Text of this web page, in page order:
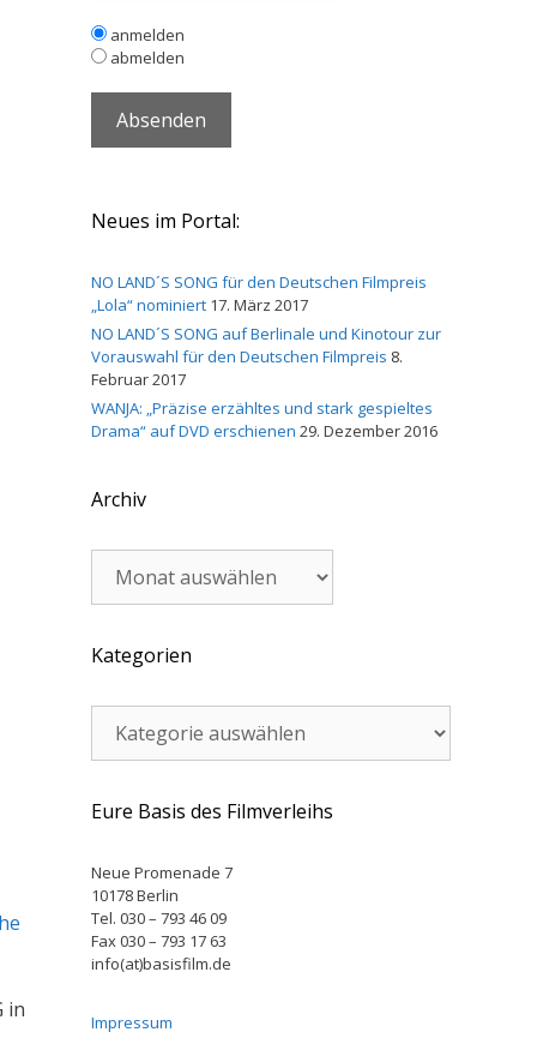
in
anmelden
abmelden
Neues im Portal:
NO LAND´S SONG für den Deutschen Filmpreis
„Lola“ nominiert 17. März 2017
NO LAND´S SONG auf Berlinale und Kinotour zur
Vorauswahl für den Deutschen Filmpreis 8.
Februar 2017
WANJA: „Präzise erzähltes und stark gespieltes
Drama“ auf DVD erschienen 29. Dezember 2016
Archiv
Kategorien
Eure Basis des Filmverleihs
Neue Promenade 7
10178 Berlin
Tel. 030 – 793 46 09
Fax 030 – 793 17 63
info(at)basisfilm.de
Impressum